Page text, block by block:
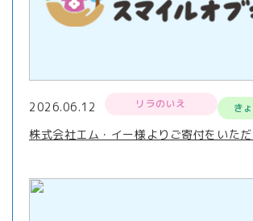
2026.06.12 リラのいえ き
株式会社エム・イー様よりご寄付をいた